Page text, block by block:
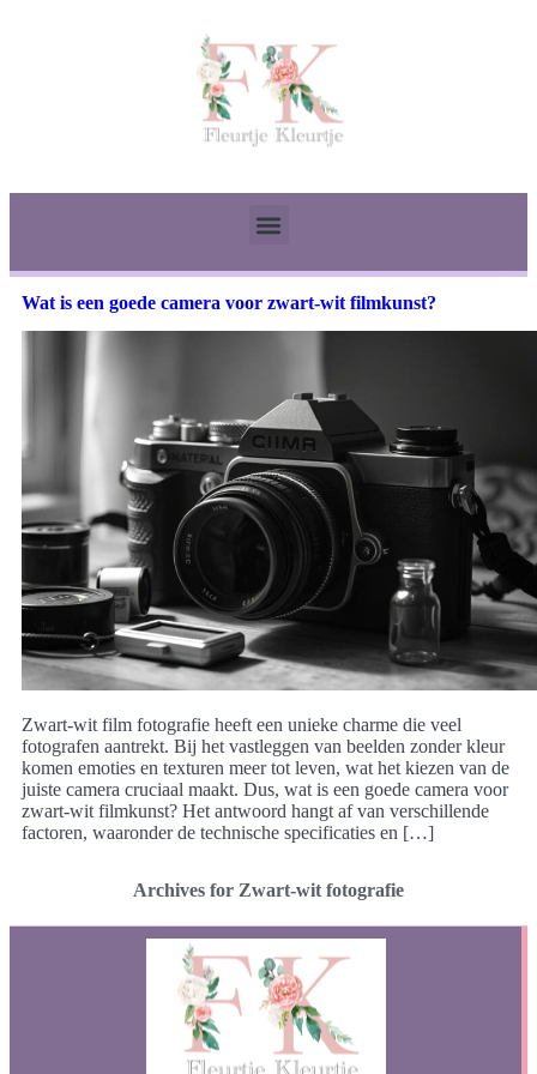
Wat is een goede camera voor zwart-wit filmkunst?
Zwart-wit film fotografie heeft een unieke charme die veel
fotografen aantrekt. Bij het vastleggen van beelden zonder kleur
komen emoties en texturen meer tot leven, wat het kiezen van de
juiste camera cruciaal maakt. Dus, wat is een goede camera voor
zwart-wit filmkunst? Het antwoord hangt af van verschillende
factoren, waaronder de technische specificaties en […]
Archives for Zwart-wit fotografie